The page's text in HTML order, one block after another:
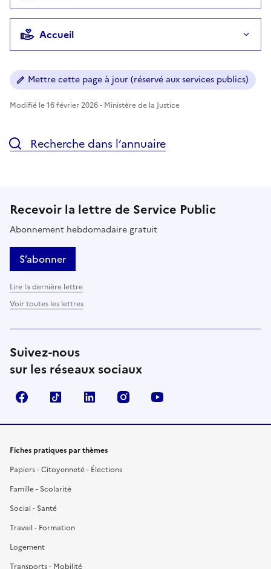
Accueil
Mettre cette page à jour (réservé aux services publics)
Modifié le 16 février 2026 - Ministère de la Justice
Recherche dans l’annuaire
Recevoir la lettre de Service Public
Abonnement hebdomadaire gratuit
S’abonner
Lire la dernière lettre
Voir toutes les lettres
Suivez-nous
sur les réseaux sociaux
FacebookTikTok LinkedIn Instagram
Fiches pratiques par thèmes
Papiers - Citoyenneté - Élections
Famille - Scolarité
Social - Santé
Travail - Formation
Logement
Transports - Mobilité